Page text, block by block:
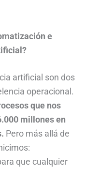
e
artificial son dos
operacional.
que nos
millones en
Pero más allá de
que cualquier